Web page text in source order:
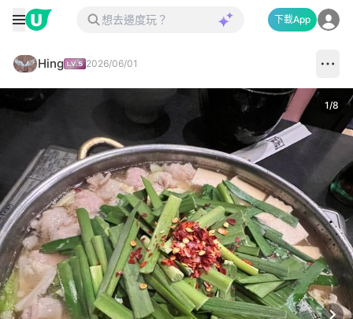
下載App
Hing 2026/06/01
1/8